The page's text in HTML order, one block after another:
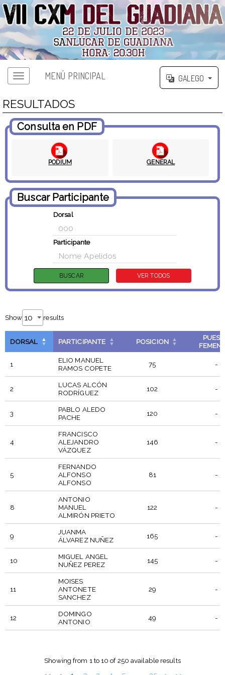
MENÚ PRINCIPAL GALEGO
RESULTADOS
Consulta en PDF
PODIUM GENERAL
Buscar Participante
Dorsal
Participante
Show results
DORSAL PARTICIPANTE POSICION
1
ELIO MANUEL
RAMOS COPETE
75 -
2
LUCAS ALCÓN
RODRÍGUEZ
102 -
3
PABLO ALEDO
PACHE
120 -
4
FRANCISCO
ALEJANDRO
VÁZQUEZ
146 -
5
FERNANDO
ALFONSO
ALFONSO
81 -
8
ANTONIO
MANUEL
ALMIRÓN PRIETO
122 -
9
JUANMA
ÁLVAREZ NUÑEZ
165 -
10
MIGUEL ANGEL
NUÑEZ PEREZ
145 -
11
MOISES
ANTONETE
SANCHEZ
29 -
12
DOMINGO
ANTONIO
49 -
Showing from 1 to 10 of 250 available results